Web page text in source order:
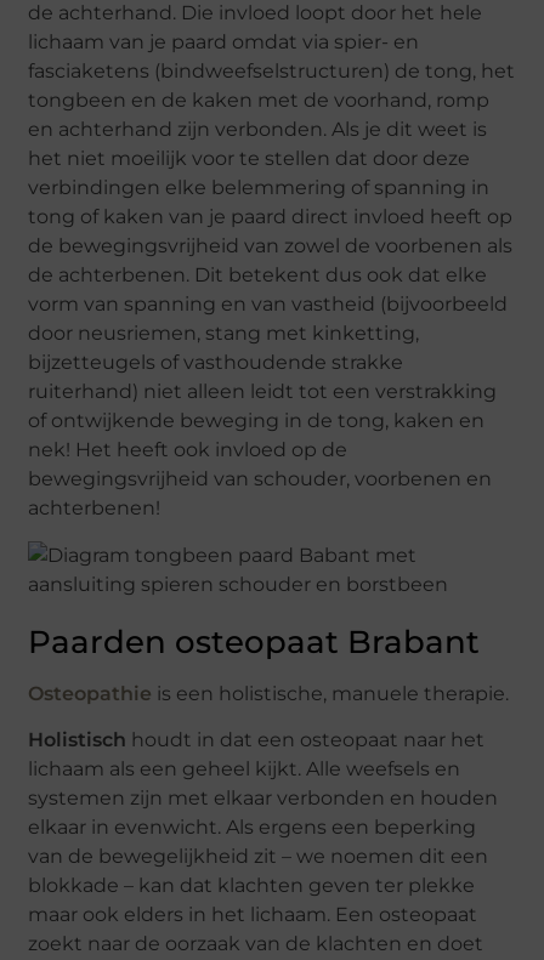
de achterhand. Die invloed loopt door het hele
lichaam van je paard omdat via spier- en
fasciaketens (bindweefselstructuren) de tong, het
tongbeen en de kaken met de voorhand, romp
en achterhand zijn verbonden. Als je dit weet is
het niet moeilijk voor te stellen dat door deze
verbindingen elke belemmering of spanning in
tong of kaken van je paard direct invloed heeft op
de bewegingsvrijheid van zowel de voorbenen als
de achterbenen. Dit betekent dus ook dat elke
vorm van spanning en van vastheid (bijvoorbeeld
door neusriemen, stang met kinketting,
bijzetteugels of vasthoudende strakke
ruiterhand) niet alleen leidt tot een verstrakking
of ontwijkende beweging in de tong, kaken en
nek! Het heeft ook invloed op de
bewegingsvrijheid van schouder, voorbenen en
achterbenen!
Paarden osteopaat Brabant
Osteopathie is een holistische, manuele therapie.
Holistisch houdt in dat een osteopaat naar het
lichaam als een geheel kijkt. Alle weefsels en
systemen zijn met elkaar verbonden en houden
elkaar in evenwicht. Als ergens een beperking
van de bewegelijkheid zit – we noemen dit een
blokkade – kan dat klachten geven ter plekke
maar ook elders in het lichaam. Een osteopaat
zoekt naar de oorzaak van de klachten en doet